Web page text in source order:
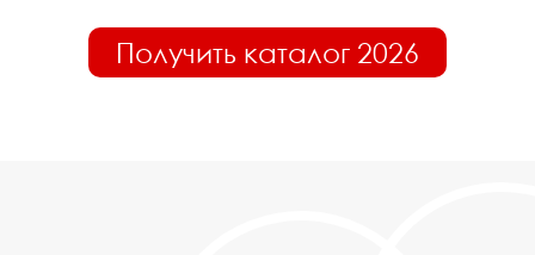
Получить каталог 2026